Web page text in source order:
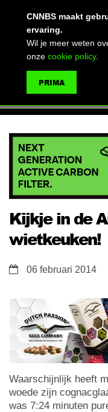
Kijkje in de
wietkeuken!
06 februari 2014
Waarschijnlijk heeft
woede zijn
was 7:24 minuten
CNNBS maakt
ervaring.
Wil je meer weten
onze cookie policy.
PRIMA